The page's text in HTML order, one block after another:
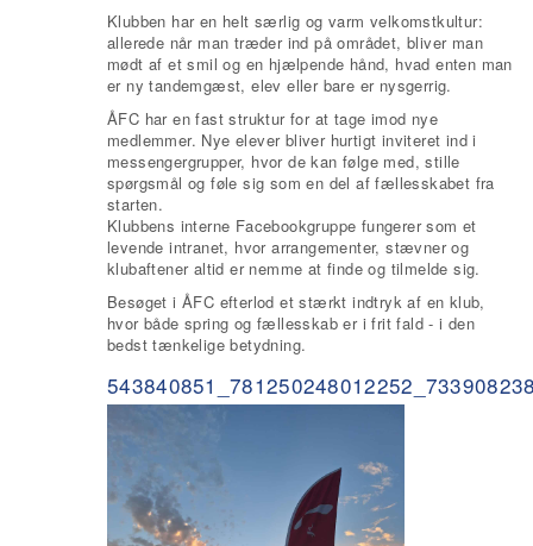
Klubben har en helt særlig og varm velkomstkultur:
allerede når man træder ind på området, bliver man
mødt af et smil og en hjælpende hånd, hvad enten man
er ny tandemgæst, elev eller bare er nysgerrig.
ÅFC har en fast struktur for at tage imod nye
medlemmer. Nye elever bliver hurtigt inviteret ind i
messengergrupper, hvor de kan følge med, stille
spørgsmål og føle sig som en del af fællesskabet fra
starten.
Klubbens interne Facebookgruppe fungerer som et
levende intranet, hvor arrangementer, stævner og
klubaftener altid er nemme at finde og tilmelde sig.
Besøget i ÅFC efterlod et stærkt indtryk af en klub,
hvor både spring og fællesskab er i frit fald - i den
bedst tænkelige betydning.